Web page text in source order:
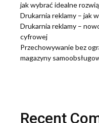
jak wybrać idealne
Drukarnia reklamy – jak
Drukarnia reklamy –
cyfrowej
Przechowywanie bez
magazyny
Recent